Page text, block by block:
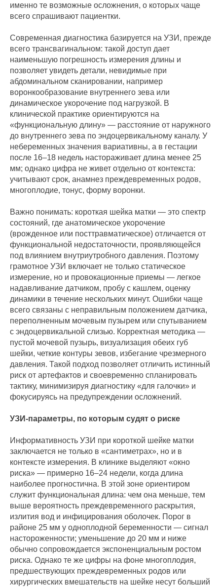
именно те возможные осложнения, о которых чаще
всего спрашивают пациентки.
Современная диагностика базируется на УЗИ, прежде
всего трансвагинальном: такой доступ дает
наименьшую погрешность измерения длины и
позволяет увидеть детали, невидимые при
абдоминальном сканировании, например
воронкообразование внутреннего зева или
динамическое укорочение под нагрузкой. В
клинической практике ориентируются на
«функциональную длину» — расстояние от наружного
до внутреннего зева по эндоцервикальному каналу. У
небеременных значения вариативны, а в гестации
после 16–18 недель настораживает длина менее 25
мм; однако цифра не живет отдельно от контекста:
учитывают срок, анамнез преждевременных родов,
многоплодие, тонус, форму воронки.
Важно понимать: короткая шейка матки — это спектр
состояний, где анатомическое укорочение
(врожденное или посттравматическое) отличается от
функциональной недостаточности, проявляющейся
под влиянием внутриутробного давления. Поэтому
грамотное УЗИ включает не только статическое
измерение, но и провокационные приемы — легкое
надавливание датчиком, пробу с кашлем, оценку
динамики в течение нескольких минут. Ошибки чаще
всего связаны с неправильным положением датчика,
переполненным мочевым пузырем или спутыванием
с эндоцервикальной слизью. Корректная методика —
пустой мочевой пузырь, визуализация обеих губ
шейки, четкие контуры зевов, избегание чрезмерного
давления. Такой подход позволяет отличить истинный
риск от артефактов и своевременно спланировать
тактику, минимизируя диагностику «для галочки» и
фокусируясь на предупреждении осложнений.
УЗИ-параметры, по которым судят о риске
Информативность УЗИ при короткой шейке матки
заключается не только в «сантиметрах», но и в
контексте измерения. В клинике выделяют «окно
риска» — примерно 16–24 недели, когда длина
наиболее прогностична. В этой зоне ориентиром
служит функциональная длина: чем она меньше, тем
выше вероятность преждевременного раскрытия,
излития вод и инфицирования оболочек. Порог в
районе 25 мм у одноплодной беременности — сигнал
настороженности; уменьшение до 20 мм и ниже
обычно сопровождается экспоненциальным ростом
риска. Однако те же цифры на фоне многоплодия,
предшествующих преждевременных родов или
хирургических вмешательств на шейке несут больший